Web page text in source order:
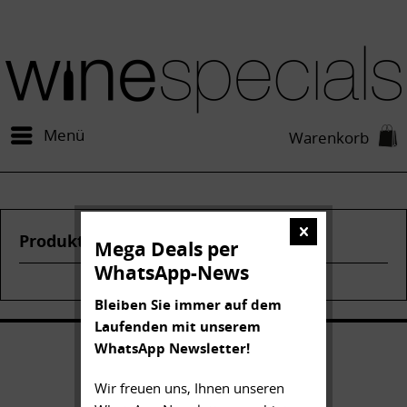
Menü Warenkorb
Produkte von Saint Cosme
Mega Deals per
WhatsApp-News
Bleiben Sie immer auf dem
Laufenden mit unserem
WhatsApp Newsletter!
Wir freuen uns, Ihnen unseren